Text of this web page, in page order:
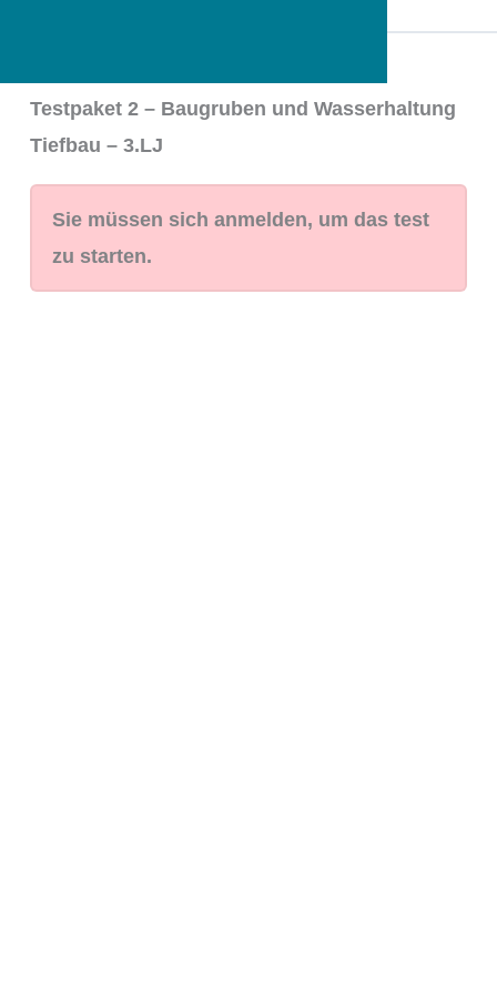
Testpaket 2 – Baugruben und Wasserhaltung
Tiefbau – 3.LJ
Sie müssen sich anmelden, um das test
zu starten.